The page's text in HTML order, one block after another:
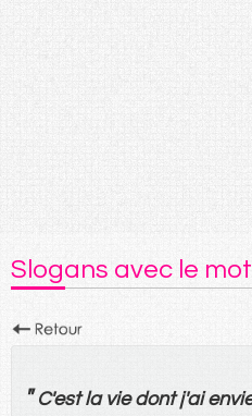
Slogans avec le mot
"C'est la vie dontj'ai